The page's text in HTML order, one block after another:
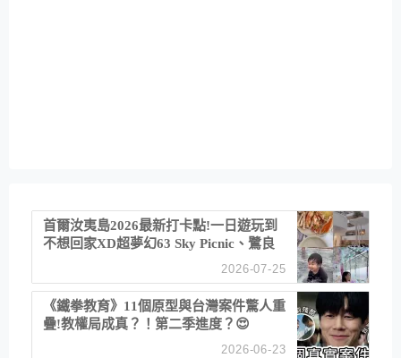
首爾汝夷島2026最新打卡點!一日遊玩到
不想回家XD超夢幻63 Sky Picnic、鷺良
津帝王蟹大餐、《淚之女王》拍攝地、漢
江公園免費玩水
2026-07-25
《鐵拳教育》11個原型與台灣案件驚人重
疊!教權局成真？！第二季進度？😍
2026-06-23